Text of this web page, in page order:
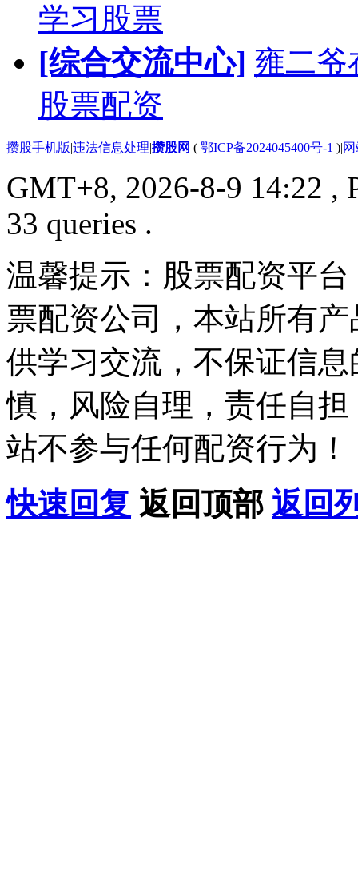
学习股票
[综合交流中心] 雍二爷
股票配资
攒股手机版|违法信息处理|攒股网 ( 鄂ICP备2024045400号-1 )|
GMT+8, 2026-8-9 14:22 ,
33 queries .
温馨提示：股票配资平
票配资公司，本站所有
供学习交流，不保证信
慎，风险自理，责任自
站不参与任何配资行为！
快速回复 返回顶部 返回